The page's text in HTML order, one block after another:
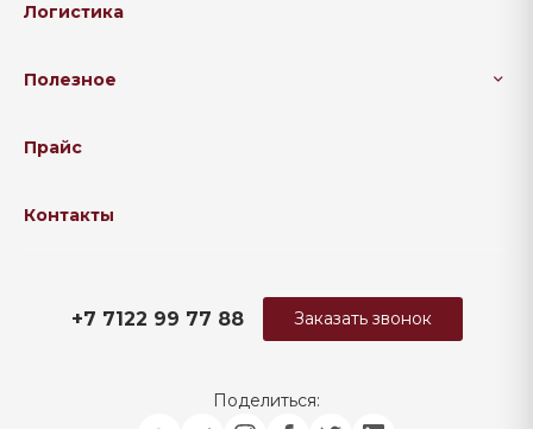
Логистика
Полезное
Прайс
Контакты
+7 7122 99 77 88 Заказать звонок
Поделиться: